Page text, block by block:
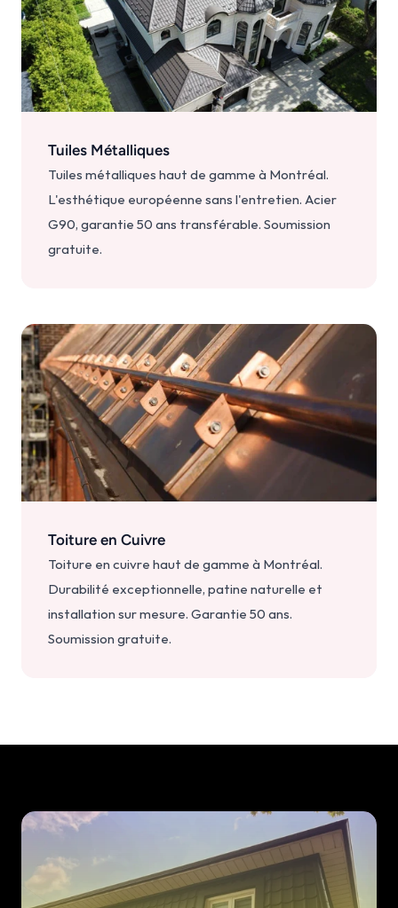
Tuiles Métalliques
Tuiles métalliques haut de gamme à Montréal.
L'esthétique européenne sans l'entretien. Acier
G90, garantie 50 ans transférable. Soumission
gratuite.
Toiture en Cuivre
Toiture en cuivre haut de gamme à Montréal.
Durabilité exceptionnelle, patine naturelle et
installation sur mesure. Garantie 50 ans.
Soumission gratuite.